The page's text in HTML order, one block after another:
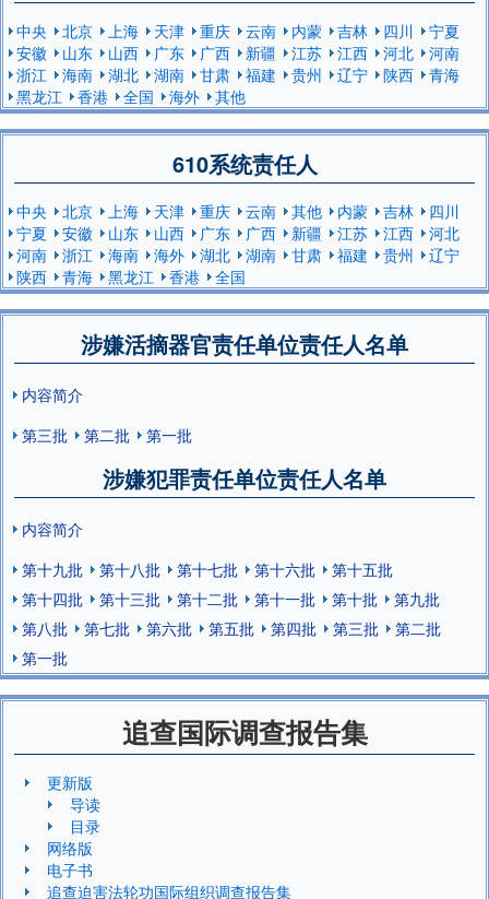
中央 北京 上海 天津 重庆 云南 内蒙 吉林 四川
宁夏
安徽
山东 山西 广东 广西 新疆 江苏 江西 河北
河南
浙江
海南 湖北 湖南 甘肃 福建 贵州 辽宁 陕西
青海
黑龙江
香港 全国 海外 其他
610系统责任人
中央 北京 上海 天津 重庆 云南 其他 内蒙 吉林
四川
宁夏
安徽 山东 山西 广东 广西 新疆 江苏 江西
河北
河南
浙江 海南 海外 湖北 湖南 甘肃 福建 贵州
辽宁
陕西
青海 黑龙江 香港 全国
涉嫌活摘器官责任单位责任人名单
内容简介
第三批
第二批 第一批
涉嫌犯罪责任单位责任人名单
内容简介
第十九批
第十八批 第十七批 第十六批
第十五批
第十四批
第十三批 第十二批 第十一批 第十批
第九批
第八批
第七批 第六批 第五批 第四批 第三批
第二批
第一批
追查国际调查报告集
更新版
导读
目录
网络版
电子书
追查迫害法轮功国际组织调查报告集